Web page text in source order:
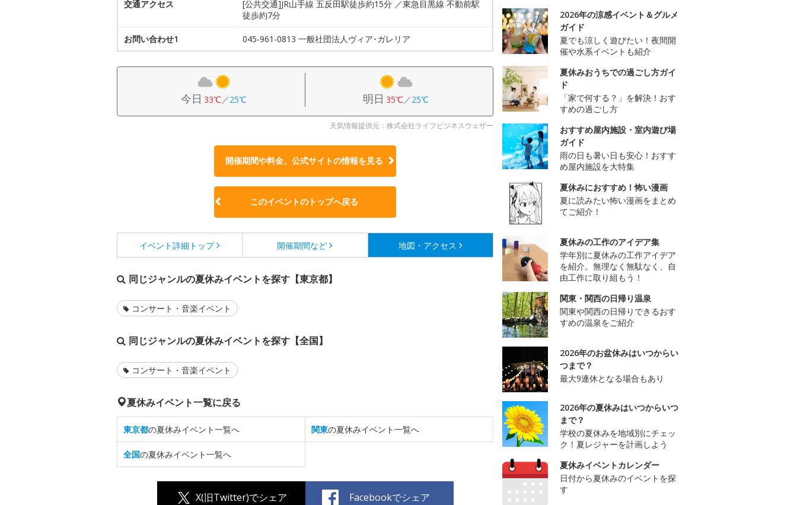
交通アクセス
[公共交通]JR山手線 五反田駅徒歩約15分 ／東急目黒線 不動前駅
徒歩約7分
お問い合わせ1 045-961-0813 一般社団法人ヴィア･ガレリア
今日 33℃／25℃ 明日 35℃／25℃
天気情報提供元：株式会社ライフビジネスウェザー
開催期間や料金、公式サイトの情報を見る
このイベントのトップへ戻る
イベント詳細 トップ 開催期間など 地図・アクセス
同じジャンルの夏休みイベントを探す【東京都】
コンサート・音楽イベント
同じジャンルの夏休みイベントを探す【全国】
コンサート・音楽イベント
夏休みイベント一覧に戻る
東京都の夏休みイベント一覧へ 関東の夏休みイベント一覧へ
全国の夏休みイベント一覧へ
X(旧Twitter)でシェア Facebookでシェア
2026年の涼感イベント＆グルメ
ガイド
夏でも涼しく遊びたい！夜間開
催や水系イベントも紹介
夏休みおうちでの過ごし方ガイ
ド
「家で何する？」を解決！おす
すめの過ごし方
おすすめ屋内施設・室内遊び場
ガイド
雨の日も暑い日も安心！おすす
め屋内施設を大特集
夏休みにおすすめ！怖い漫画
夏に読みたい怖い漫画をまとめ
てご紹介！
夏休みの工作のアイデア集
学年別に夏休みの工作アイデア
を紹介。無理なく無駄なく、自
由工作に取り組もう！
関東・関西の日帰り温泉
関東や関西の日帰りできるおす
すめの温泉をご紹介
2026年のお盆休みはいつからい
つまで？
最大9連休となる場合もあり
2026年の夏休みはいつからいつ
まで？
学校の夏休みを地域別にチェッ
ク！夏レジャーを計画しよう
夏休みイベントカレンダー
日付から夏休みのイベントを探
す